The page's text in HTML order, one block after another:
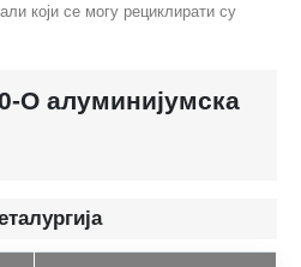
који се могу рециклирати су
О алуминијумска